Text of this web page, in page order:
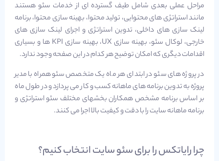
مراحل عملی بعدی شامل طیف گسترده ای از خدمات سئو هستند
مانند استراتژی های محتوایی، تولید محتوا، بهینه سازی محتوا، برنامه
لینک سازی های داخلی، تدوین استراتژی و اجرای لینک سازی های
خارجی، لوکال سئو، بهینه سازی UX، بهینه سازی KPI ها و بسیاری
اقدامات دیگری که امکان توضیح هر کدام در این صفحه وجود ندارد.
در پروژه های سئو در ابتدای هر ماه یک متخصص سئو همراه با مدیر
پروژه به تدوین برنامه های ماهانه کسب و کار می پردازد و در طول ماه
بر اساس برنامه مشخص همکاران بخشهای مختلف سئو استراتژی و
برنامه ماهانه سایت را با دقت و کیفیت بالا اجرا می کنند.
چرا رایاتکس را برای سئو سایت انتخاب کنیم؟